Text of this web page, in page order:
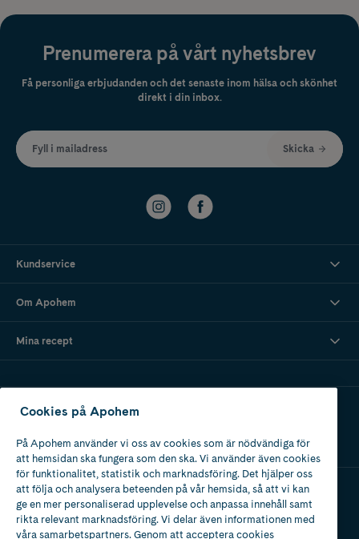
Prenumerera på vårt nyhetsbrev
Få personliga erbjudanden och det senaste inom hälsa och skönhet
direkt i din inbox.
Fyll i mailadress Skicka
Kundservice
Om Apohem
Mina recept
Ladda ner vår app
Apotek med tillstånd
av Läkemedelsverket
Cookies på Apohem
På Apohem använder vi oss av cookies som är nödvändiga för
att hemsidan ska fungera som den ska. Vi använder även cookies
för funktionalitet, statistik och marknadsföring. Det hjälper oss
att följa och analysera beteenden på vår hemsida, så att vi kan
ge en mer personaliserad upplevelse och anpassa innehåll samt
rikta relevant marknadsföring. Vi delar även informationen med
våra samarbetspartners. Genom att acceptera cookies